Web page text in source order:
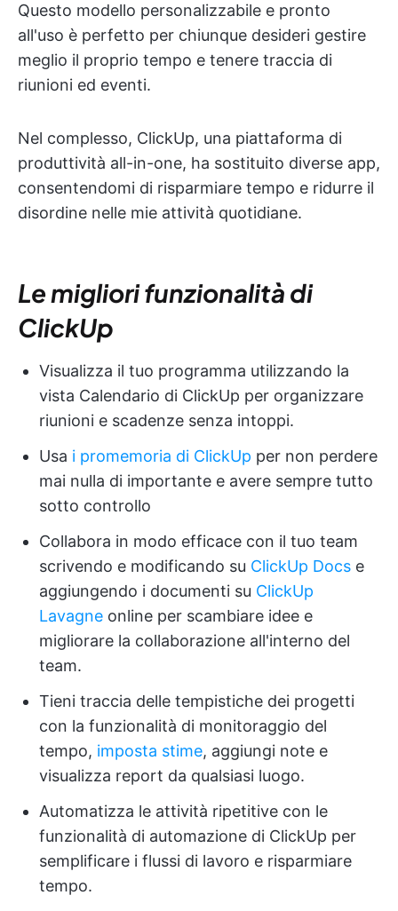
Questo modello personalizzabile e pronto
all'uso è perfetto per chiunque desideri gestire
meglio il proprio tempo e tenere traccia di
riunioni ed eventi.
Nel complesso, ClickUp, una piattaforma di
produttività all-in-one, ha sostituito diverse app,
consentendomi di risparmiare tempo e ridurre il
disordine nelle mie attività quotidiane.
Le migliori funzionalità di
ClickUp
Visualizza il tuo programma utilizzando la
vista Calendario di ClickUp per organizzare
riunioni e scadenze senza intoppi.
Usa i promemoria di ClickUp per non perdere
mai nulla di importante e avere sempre tutto
sotto controllo
Collabora in modo efficace con il tuo team
scrivendo e modificando su ClickUp Docs e
aggiungendo i documenti su ClickUp
Lavagne online per scambiare idee e
migliorare la collaborazione all'interno del
team.
Tieni traccia delle tempistiche dei progetti
con la funzionalità di monitoraggio del
tempo, imposta stime, aggiungi note e
visualizza report da qualsiasi luogo.
Automatizza le attività ripetitive con le
funzionalità di automazione di ClickUp per
semplificare i flussi di lavoro e risparmiare
tempo.